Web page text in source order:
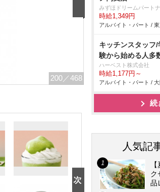
200 ／468
みずほドリームパート
時給1,349円
アルバイト・パート /
キッチンスタッフ
験から始める人多
ハーベスト株式会社
時給1,177円～
アルバイト・パート /
続
人気記
ク
品